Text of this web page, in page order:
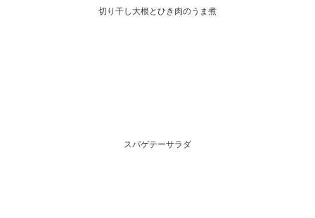
切り干し大根とひき肉のうま煮
スパゲテーサラダ